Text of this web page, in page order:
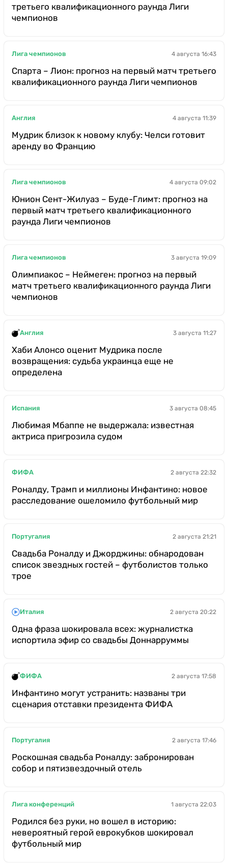
третьего квалификационного раунда Лиги
чемпионов
Лига чемпионов 4 августа 16:43
Спарта – Лион: прогноз на первый матч третьего
квалификационного раунда Лиги чемпионов
Англия 4 августа 11:39
Мудрик близок к новому клубу: Челси готовит
аренду во Францию
Лига чемпионов 4 августа 09:02
Юнион Сент-Жилуаз – Буде-Глимт: прогноз на
первый матч третьего квалификационного
раунда Лиги чемпионов
Лига чемпионов 3 августа 19:09
Олимпиакос – Неймеген: прогноз на первый
матч третьего квалификационного раунда Лиги
чемпионов
Англия 3 августа 11:27
Хаби Алонсо оценит Мудрика после
возвращения: судьба украинца еще не
определена
Испания 3 августа 08:45
Любимая Мбаппе не выдержала: известная
актриса пригрозила судом
ФИФА 2 августа 22:32
Роналду, Трамп и миллионы Инфантино: новое
расследование ошеломило футбольный мир
Португалия 2 августа 21:21
Свадьба Роналду и Джорджины: обнародован
список звездных гостей – футболистов только
трое
Италия 2 августа 20:22
Одна фраза шокировала всех: журналистка
испортила эфир со свадьбы Доннарруммы
ФИФА 2 августа 17:58
Инфантино могут устранить: названы три
сценария отставки президента ФИФА
Португалия 2 августа 17:46
Роскошная свадьба Роналду: забронирован
собор и пятизвездочный отель
Лига конференций 1 августа 22:03
Родился без руки, но вошел в историю:
невероятный герой еврокубков шокировал
футбольный мир